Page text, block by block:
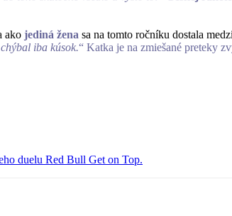
ako jediná žena sa na tomto ročníku dostala
iba kúsok.“ Katka je na zmiešané preteky
duelu Red Bull Get on Top.